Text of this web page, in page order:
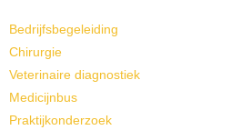
Bedrijfsbegeleiding
Chirurgie
Veterinaire diagnostiek
Medicijnbus
Praktijkonderzoek